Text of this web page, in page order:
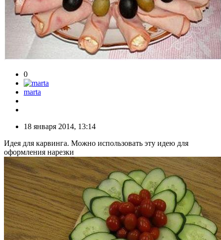
0
marta
18 января 2014, 13:14
Идея для карвинга. Можно использовать эту идею для
оформления нарезки